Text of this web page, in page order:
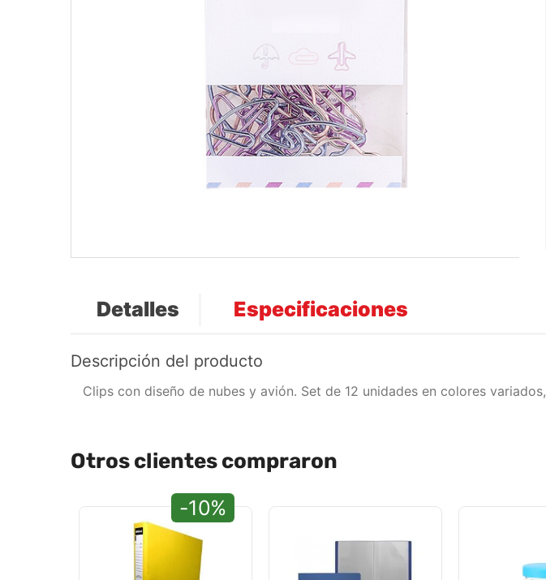
Detalles Especificaciones
Descripción del producto
Clips con diseño de nubes y avión. Set de 12 unidades en colores
Otros clientes compraron
-10%